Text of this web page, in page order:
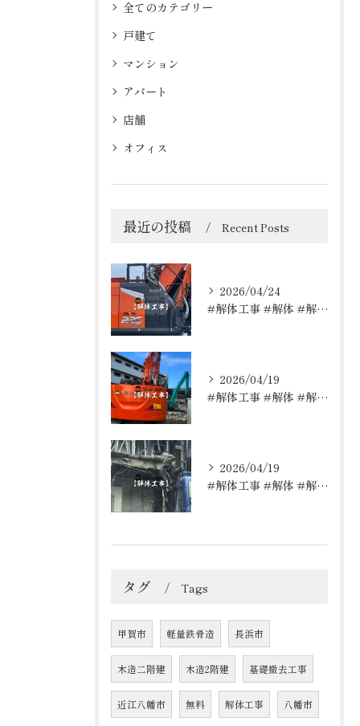
全てのカテゴリー
戸建て
マンション
アパート
店舗
オフィス
最近の投稿 Recent Posts
2026/04/24
#解体工事 #解体 #解体屋 #解体依頼はレッカーズ
2026/04/19
#解体工事 #解体 #解体屋 #解体依頼はレッカーズ
2026/04/19
#解体工事 #解体 #解体屋 #解体依頼はレッカーズ
タグ Tags
甲賀市 軽量鉄骨造 長浜市
木造二階建 木造2階建 基礎撤去工事
近江八幡市 無料 解体工事 八幡市